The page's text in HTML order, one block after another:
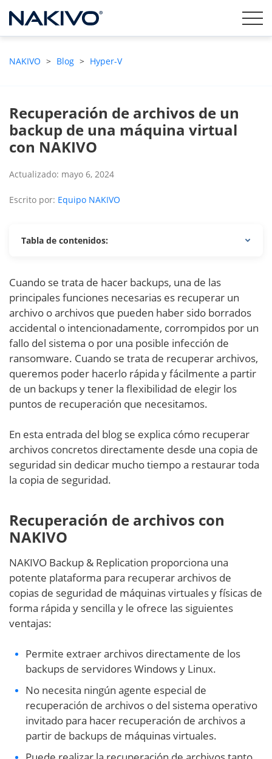
NAKIVO > Blog > Hyper-V
Recuperación de archivos de un
backup de una máquina virtual
con NAKIVO
Actualizado: mayo 6, 2024
Escrito por: Equipo NAKIVO
Tabla de contenidos:
Cuando se trata de hacer backups, una de las
principales funciones necesarias es recuperar un
archivo o archivos que pueden haber sido borrados
accidental o intencionadamente, corrompidos por un
fallo del sistema o por una posible infección de
ransomware. Cuando se trata de recuperar archivos,
queremos poder hacerlo rápida y fácilmente a partir
de un backups y tener la flexibilidad de elegir los
puntos de recuperación que necesitamos.
En esta entrada del blog se explica cómo recuperar
archivos concretos directamente desde una copia de
seguridad sin dedicar mucho tiempo a restaurar toda
la copia de seguridad.
Recuperación de archivos con
NAKIVO
NAKIVO Backup & Replication proporciona una
potente plataforma para recuperar archivos de
copias de seguridad de máquinas virtuales y físicas de
forma rápida y sencilla y le ofrece las siguientes
ventajas:
Permite extraer archivos directamente de los
backups de servidores Windows y Linux.
No necesita ningún agente especial de
recuperación de archivos o del sistema operativo
invitado para hacer recuperación de archivos a
partir de backups de máquinas virtuales.